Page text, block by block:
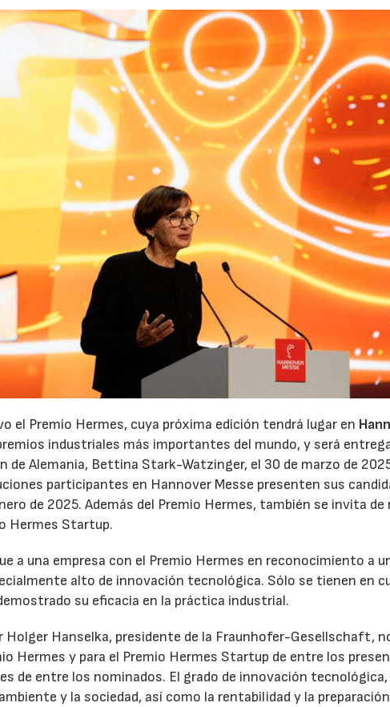
el Premio Hermes, cuya próxima edición tendrá lugar en
industriales más importantes del mundo, y será
de Alemania, Bettina Stark-Watzinger, el 30 de marzo de
participantes en Hannover Messe presenten sus
de 2025. Además del Premio Hermes, también se invita de
Hermes Startup.
a una empresa con el Premio Hermes en reconocimiento a
alto de innovación tecnológica. Sólo se tienen en
su eficacia en la práctica industrial.
Holger Hanselka, presidente de la Fraunhofer-Gesellschaft,
Hermes y para el Premio Hermes Startup de entre los
de entre los nominados. El grado de innovación tecnológica,
y la sociedad, así como la rentabilidad y la